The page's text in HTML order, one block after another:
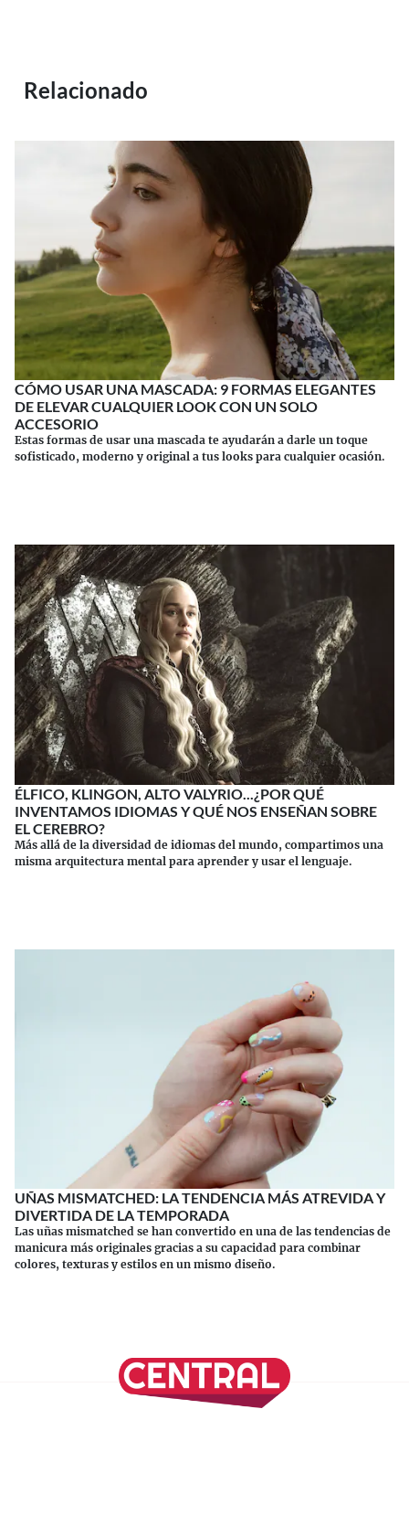
Relacionado
CÓMO USAR UNA MASCADA: 9 FORMAS ELEGANTES
DE ELEVAR CUALQUIER LOOK CON UN SOLO
ACCESORIO
Estas formas de usar una mascada te ayudarán a darle un toque
sofisticado, moderno y original a tus looks para cualquier ocasión.
ÉLFICO, KLINGON, ALTO VALYRIO...¿POR QUÉ
INVENTAMOS IDIOMAS Y QUÉ NOS ENSEÑAN SOBRE
EL CEREBRO?
Más allá de la diversidad de idiomas del mundo, compartimos una
misma arquitectura mental para aprender y usar el lenguaje.
UÑAS MISMATCHED: LA TENDENCIA MÁS ATREVIDA Y
DIVERTIDA DE LA TEMPORADA
Las uñas mismatched se han convertido en una de las tendencias de
manicura más originales gracias a su capacidad para combinar
colores, texturas y estilos en un mismo diseño.